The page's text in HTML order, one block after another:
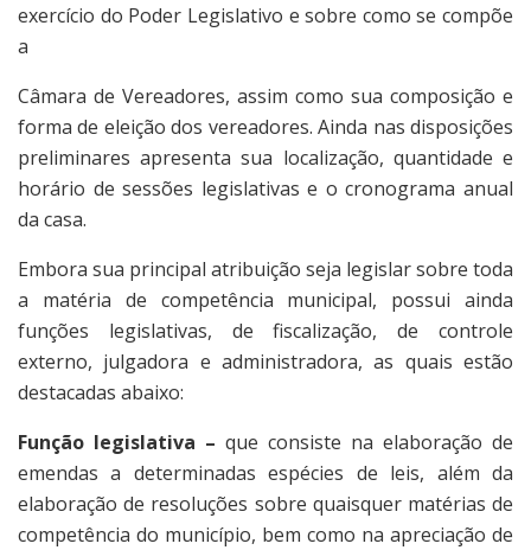
exercício do Poder Legislativo e sobre como se compõe
a
Câmara de Vereadores, assim como sua composição e
forma de eleição dos vereadores. Ainda nas disposições
preliminares apresenta sua localização, quantidade e
horário de sessões legislativas e o cronograma anual
da casa.
Embora sua principal atribuição seja legislar sobre toda
a matéria de competência municipal, possui ainda
funções legislativas, de fiscalização, de controle
externo, julgadora e administradora, as quais estão
destacadas abaixo:
Função legislativa – que consiste na elaboração de
emendas a determinadas espécies de leis, além da
elaboração de resoluções sobre quaisquer matérias de
competência do município, bem como na apreciação de